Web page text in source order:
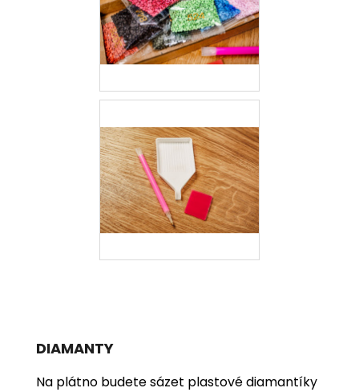
DIAMANTY
Na plátno budete sázet plastové diamantíky